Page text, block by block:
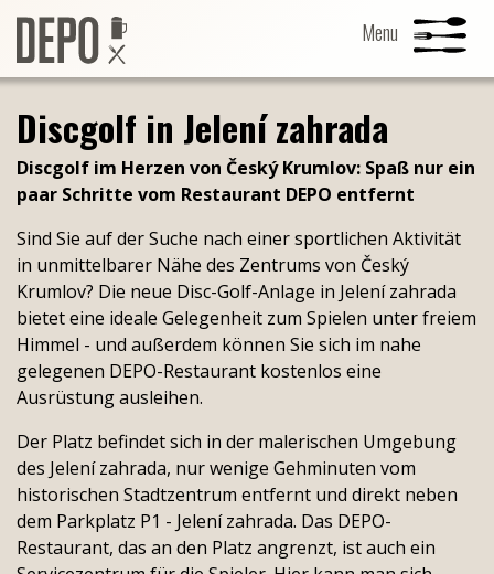
für bier und
aperitifs
suppen hauptgerichte
bier kaffee heisse getränke alkoholfrei
wein cocktails schnaps
speisekarte
schenken sie erfahrung
galerie
kontakt
reservierungen
Discgolf in Jelení zahrada
Discgolf im Herzen von Český Krumlov: Spaß nur ein
paar Schritte vom Restaurant DEPO entfernt
Sind Sie auf der Suche nach einer sportlichen Aktivität
in unmittelbarer Nähe des Zentrums von Český
Krumlov? Die neue Disc-Golf-Anlage in Jelení zahrada
bietet eine ideale Gelegenheit zum Spielen unter freiem
Himmel - und außerdem können Sie sich im nahe
gelegenen DEPO-Restaurant kostenlos eine
Ausrüstung ausleihen.
Der Platz befindet sich in der malerischen Umgebung
des Jelení zahrada, nur wenige Gehminuten vom
historischen Stadtzentrum entfernt und direkt neben
dem Parkplatz P1 - Jelení zahrada. Das DEPO-
Restaurant, das an den Platz angrenzt, ist auch ein